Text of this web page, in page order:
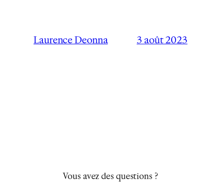
Laurence Deonna 3 août 2023
Vous avez des questions ?